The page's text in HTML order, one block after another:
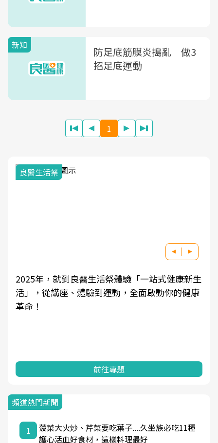
新知
防足底筋膜炎搗亂 做3
招足底運動
1
良醫生活祭
2025年，就到良醫生活祭體驗「一站式健康新生
活」，從講座、體驗到運動，全面啟動你的健康
革命！
前往專題
頻道熱門新聞
1
菠菜大火炒、芹菜要吃葉子....久坐族必吃11種
護心活血好食材，這樣料理最好